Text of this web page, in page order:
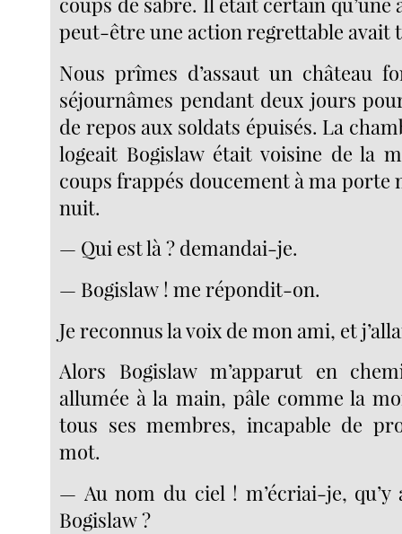
peut-être une action regrettable avait
Nous prîmes d’assaut un château
séjournâmes pendant deux jours
de repos aux soldats épuisés. La
logeait Bogislaw était voisine de la
coups frappés doucement à ma porte
nuit.
— Qui est là ? demandai-je.
— Bogislaw ! me répondit-on.
Je reconnus la voix de mon ami, et
Alors Bogislaw m’apparut en
allumée à la main, pâle comme la
tous ses membres, incapable de
mot.
— Au nom du ciel ! m’écriai-je,
Bogislaw ?